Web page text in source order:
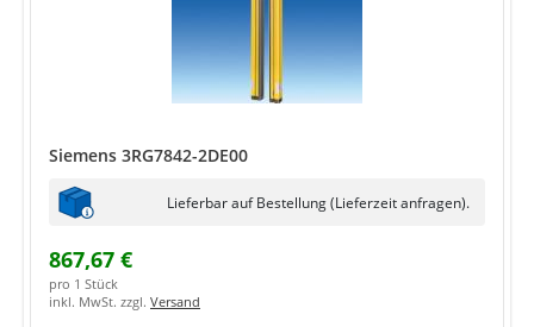
Siemens 3RG7842-2DE00
Lieferbar auf Bestellung (Lieferzeit anfragen).
867,67 €
pro 1 Stück
inkl. MwSt. zzgl. Versand